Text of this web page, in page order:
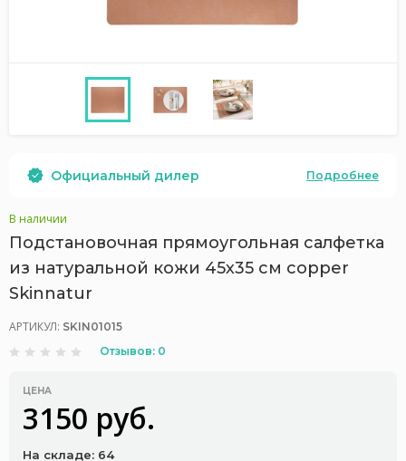
Официальный дилер Подробнее
В наличии
Подстановочная прямоугольная салфетка
из натуральной кожи 45х35 см copper
Skinnatur
АРТИКУЛ: SKIN01015
Отзывов: 0
ЦЕНА
3150 руб.
На складе: 64